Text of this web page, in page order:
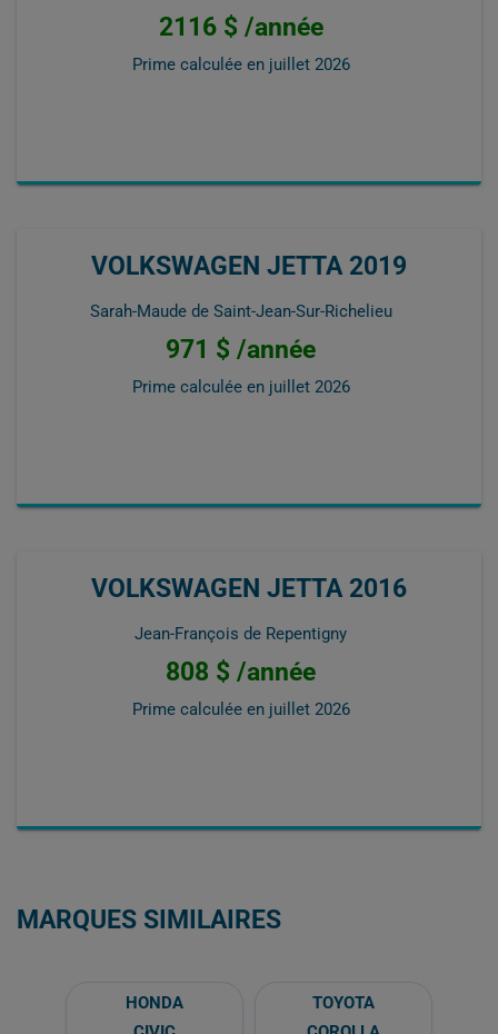
2116 $ /année
Prime calculée en juillet 2026
VOLKSWAGEN JETTA 2019
Sarah-Maude de Saint-Jean-Sur-Richelieu
971 $ /année
Prime calculée en juillet 2026
VOLKSWAGEN JETTA 2016
Jean-François de Repentigny
808 $ /année
Prime calculée en juillet 2026
MARQUES SIMILAIRES
HONDA
TOYOTA